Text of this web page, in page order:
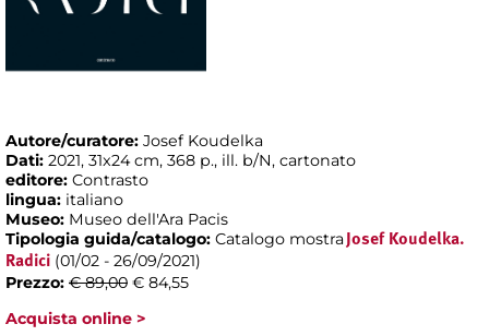
Autore/curatore: Josef Koudelka
Dati: 2021, 31x24 cm, 368 p., ill. b/N, cartonato
editore: Contrasto
lingua: italiano
Museo: Museo dell'Ara Pacis
Tipologia guida/catalogo: Catalogo mostra Josef Koudelka.
Radici (01/02 - 26/09/2021)
Prezzo: € 89,00 € 84,55
Acquista online >